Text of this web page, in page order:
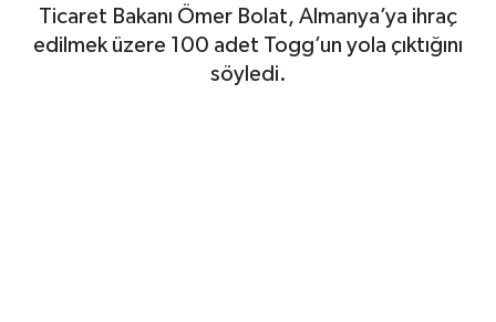
Ticaret Bakanı Ömer Bolat, Almanya’ya ihraç
edilmek üzere 100 adet Togg’un yola çıktığını
söyledi.
Otovitrin
Haber Arşivi